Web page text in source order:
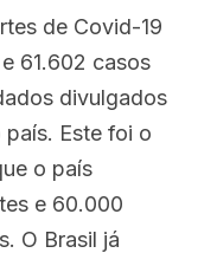
de Covid-19
61.602 casos
divulgados
Este foi o
o país
e 60.000
O Brasil já